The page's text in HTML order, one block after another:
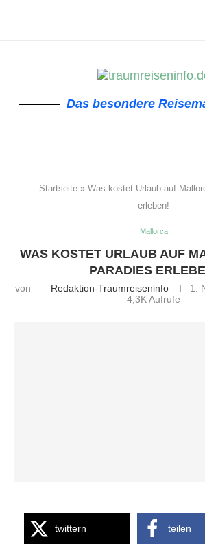
Das besondere
Startseite» Was kostet Urlaub auf
erleben!
Mallorca
WAS KOSTET URLAUB AUF
PARADIES
von Redaktion-Traumreiseninfo
1.
4,3KAufrufe
twittern teilen